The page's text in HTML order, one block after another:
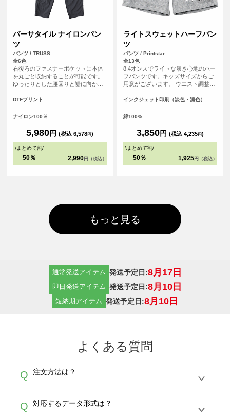
バーサタイル ナイロンパン
ツ
パンツ / TRUSS
全6色
右後ろのファスナーポケットに本体
を丸ごと収納することが可能です。
ゆったりとした腰回りと裾に向かっ
で、動きやすさとスタイリッシュさ
れば、自分だけのデザインパンツと
DTFプリント
ナイロン100％
5,980円 (税込 6,578円)
\まとめて割/
50％ 2,990 円（税込）
ライトスウェットハーフパン
ツ
パンツ / Printstar
全13色
8.4オンスでライトな履き心地のハー
フパンツです。キッズサイズからご
用意がございます。 ウエスト調整可
もなし）
インクジェット印刷（淡色・濃色）
綿100%
3,850円 (税込 4,235円)
\まとめて割/
50％ 1,925 円（税込）
もっと見る
通常発送アイテム 発送予定日:8月17日
即日発送アイテム 発送予定日:8月10日
短納期アイテム 発送予定日:8月10日
よくある質問
Q 注文方法は？
A
生産にて承っております。デザインツールから
Q 対応するデータ形式は？